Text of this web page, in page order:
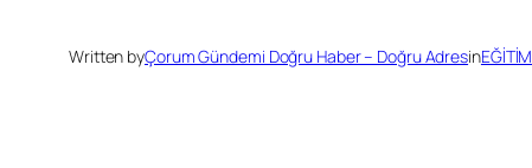
Written byÇorum Gündemi Doğru Haber – Doğru AdresinEĞİTİM